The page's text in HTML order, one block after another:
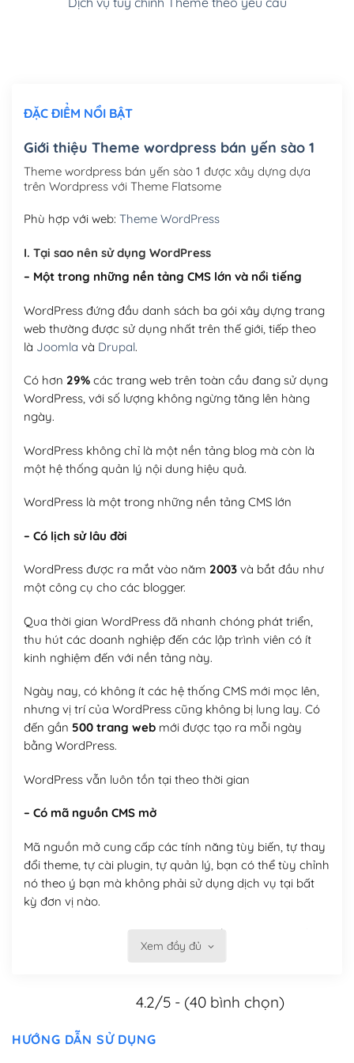
Cài đặt SMTP Mail cho site Wordpress(+100,000₫)
Mua thêm Host + Tên miền
Tên miền quốc tế .com .net .org (1 năm)(+300,000₫)
Tên miền Việt Nam .vn (1 năm) (+550,000₫)
Hosting 5GB SSD (1 năm)
ĐẶC ĐIỂM NỔI BẬT
Giới thiệu Theme wordpress bán yến sào 1
Theme wordpress bán yến sào 1 được xây dựng dựa
trên Wordpress với Theme Flatsome
Phù hợp với web: Theme WordPress
I. Tại sao nên sử dụng WordPress
– Một trong những nền tảng CMS lớn và nổi tiếng
WordPress đứng đầu danh sách ba gói xây dựng trang
web thường được sử dụng nhất trên thế giới, tiếp theo
là Joomla và Drupal.
Có hơn 29%các trang web trên toàn cầu đang sử dụng
WordPress, với số lượng không ngừng tăng lên hàng
ngày.
WordPress không chỉ là một nền tảng blog mà còn là
một hệ thống quản lý nội dung hiệu quả.
WordPress là một trong những nền tảng CMS lớn
– Có lịch sử lâu đời
WordPress được ra mắt vào năm 2003và bắt đầu như
một công cụ cho các blogger.
Qua thời gian WordPress đã nhanh chóng phát triển,
thu hút các doanh nghiệp đến các lập trình viên có ít
kinh nghiệm đến với nền tảng này.
Ngày nay, có không ít các hệ thống CMS mới mọc lên,
nhưng vị trí của WordPress cũng không bị lung lay. Có
đến gần 500 trang webmới được tạo ra mỗi ngày
bằng WordPress.
WordPress vẫn luôn tồn tại theo thời gian
– Có mã nguồn CMS mở
Mã nguồn mở cung cấp các tính năng tùy biến, tự thay
đổi theme, tự cài plugin, tự quản lý, bạn có thể tùy chỉnh
nó theo ý bạn mà không phải sử dụng dịch vụ tại bất
kỳ đơn vị nào.
Xem đầy đủ
4.2/5 - (40 bình chọn)
HƯỚNG DẪN SỬ DỤNG